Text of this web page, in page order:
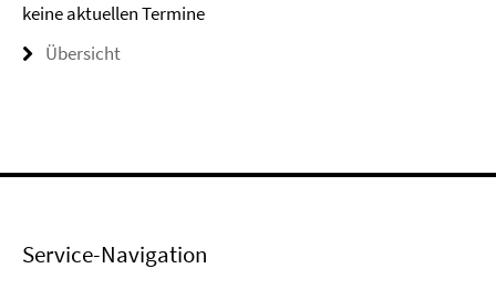
keine aktuellen Termine
Übersicht
Service-Navigation